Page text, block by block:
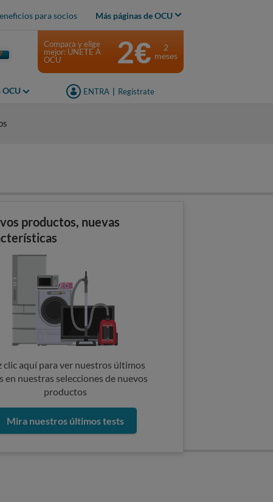
para socios Más páginas de OCU
OCU ENTRA Regístrate
Compara y elige
mejor: ÚNETE A
OCU
2€
2
meses
productos, nuevas
clic aquí para ver nuestros últimos
en nuestras selecciones de nuevos
productos
Mira nuestros últimos tests